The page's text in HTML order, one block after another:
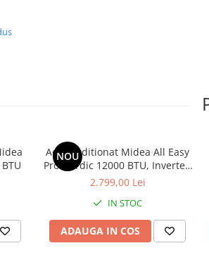
NOU
Aer conditionat Midea All Easy
Pro Nordic 12000 BTU, Inverter,
Clasa A+++, Filtrare dubla, ECO
2.799,00 Lei
IN STOC
ADAUGA IN COS